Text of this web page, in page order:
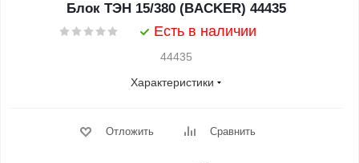
Блок ТЭН 15/380 (BACKER) 44435
Есть в наличии
44435
Характеристики
Отложить Сравнить